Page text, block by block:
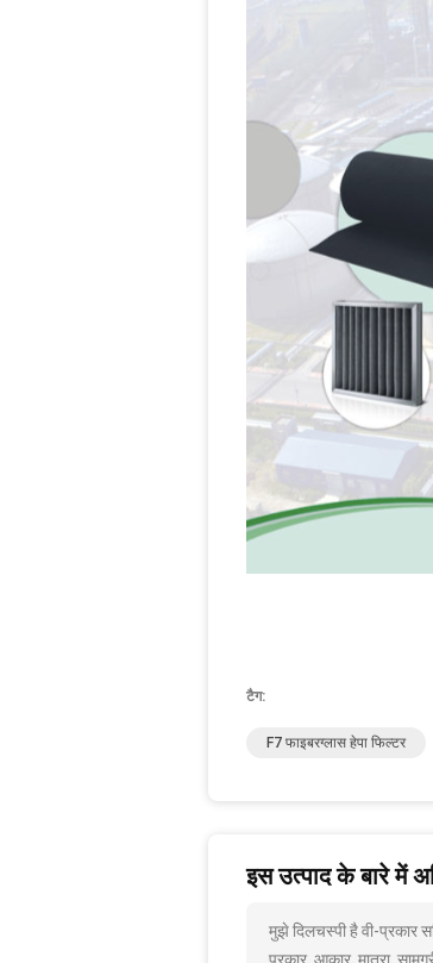
टैग:
F7 फाइबरग्लास हेपा फिल्टर
इस उत्पाद के बारे में
मुझे दिलचस्पी है वी-प्रकार